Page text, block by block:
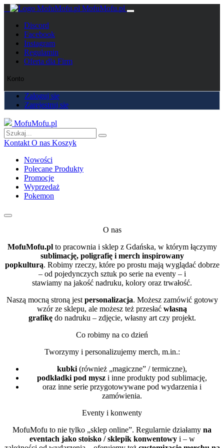
MofuMofu.pl
Discord
Facebook
Instagram
Regulamin
Oferta dla Firm
Konto
Zaloguj się
Zarejestruj się
MofuMofu.pl
Kontakt O nas Koszyk
Nowości
Polecane Produkty
Promocje
Wyprzedaż
Pokemon
O nas
MofuMofu.plto pracownia i sklep z Gdańska, w którym łączymy
sublimację, poligrafię i merch inspirowany
popkulturą. Robimy rzeczy, które po prostu mają wyglądać dobrze
– od pojedynczych sztuk po serie na eventy – i
stawiamy na jakość nadruku, kolory oraz trwałość.
Naszą mocną stroną jest personalizacja. Możesz zamówić gotowy
wzór ze sklepu, ale możesz też przesłać własną
grafikędo nadruku – zdjęcie, własny art czy projekt.
Co robimy na co dzień
Tworzymy i personalizujemy merch, m.in.:
kubki (również „magiczne” / termiczne),
podkładki pod mysz i inne produkty pod sublimację,
oraz inne serie przygotowywane pod wydarzenia i
zamówienia.
Eventy i konwenty
MofuMofu to nie tylko „sklep online”. Regularnie działamy na
eventach jako stoisko / sklepik konwentowyi – w